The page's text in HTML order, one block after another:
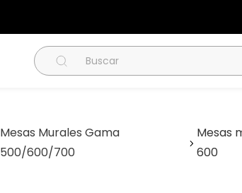
Mesas Murales Gama
500/600/700
Mesas
600